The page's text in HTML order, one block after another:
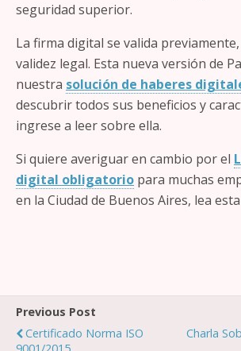
seguridad superior.
La firma digital se valida
validez legal. Esta nueva versión de
nuestra solución de haberes
descubrir todos sus beneficios y
ingrese a leer sobre ella.
Si quiere averiguar en cambio por el
digital obligatorio para muchas
en la Ciudad de Buenos Aires, lea
Previous Post
Certificado Norma ISO
Charla